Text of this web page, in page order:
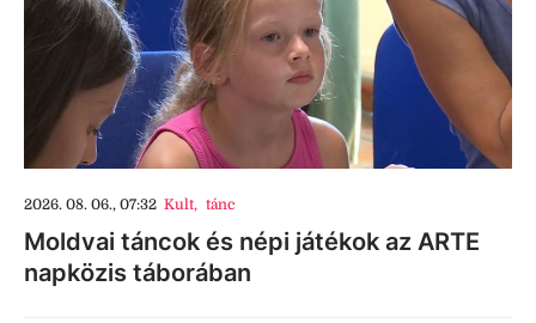
2026. 08. 06., 07:32 Kult, tánc
Moldvai táncok és népi játékok az ARTE
napközis táborában